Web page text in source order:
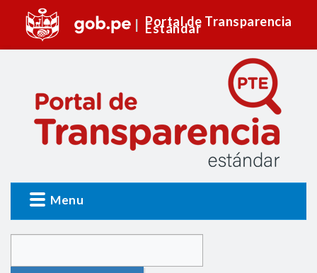
Portal de Transparencia
Estándar
Menu